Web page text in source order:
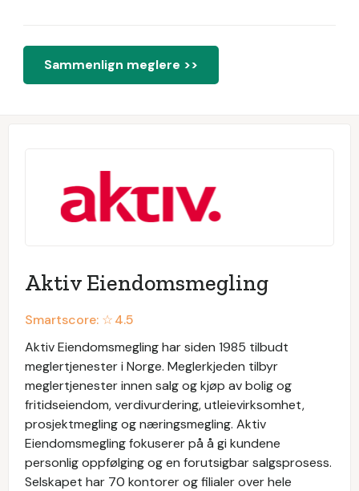
Sammenlign meglere >>
Aktiv Eiendomsmegling
Smartscore: ☆4.5
Aktiv Eiendomsmegling har siden 1985 tilbudt
meglertjenester i Norge. Meglerkjeden tilbyr
meglertjenester innen salg og kjøp av bolig og
fritidseiendom, verdivurdering, utleievirksomhet,
prosjektmegling og næringsmegling. Aktiv
Eiendomsmegling fokuserer på å gi kundene
personlig oppfølging og en forutsigbar salgsprosess.
Selskapet har 70 kontorer og filialer over hele